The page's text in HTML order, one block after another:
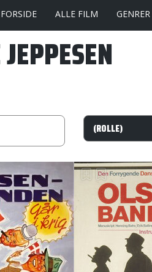
FORSIDE ALLE FILM GENRER